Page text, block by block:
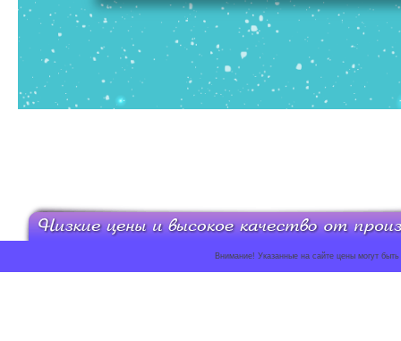
Внимание! Указанные на сайте цены могут